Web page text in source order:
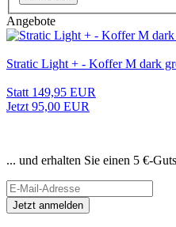
Angebote
Stratic Light + - Koffer M dark
Statt 149,95 EUR
Jetzt 95,00 EUR
... und erhalten Sie einen 5 €-